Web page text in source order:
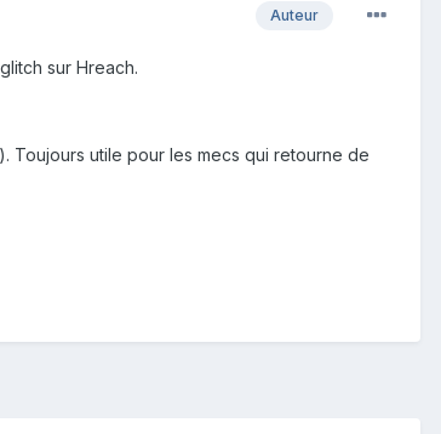
Auteur
sur Hreach.
Toujours utile pour les mecs qui retourne de